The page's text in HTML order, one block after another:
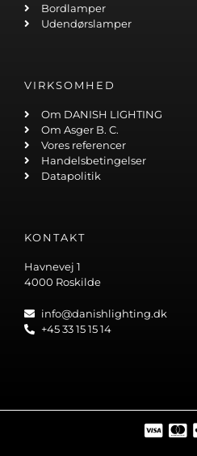
Bordlamper
Udendørslamper
VIRKSOMHED
Om DANISH LIGHTING
Om Asger B. C.
Vores referencer
Handelsbetingelser
Datapolitik
KONTAKT
Havnevej 1
4000 Roskilde
info@danishlighting.dk
+45 33 15 15 14